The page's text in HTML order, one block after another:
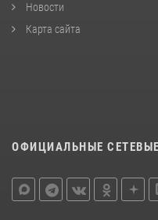
Новости
Карта сайта
ОФИЦИАЛЬНЫЕ